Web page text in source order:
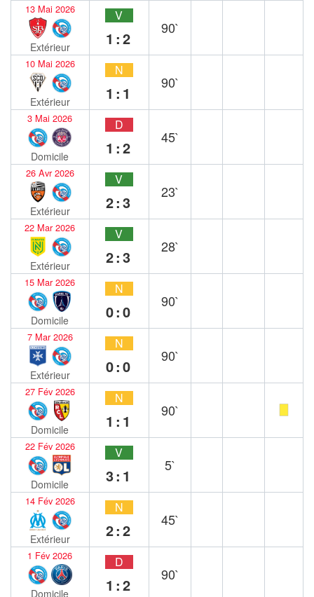
13 Mai 2026
Extérieur
V
1:2
90`
10 Mai 2026
Extérieur
N
1:1
90`
3 Mai 2026
Domicile
D
1:2
45`
26 Avr 2026
Extérieur
V
2:3
23`
22 Mar 2026
Extérieur
V
2:3
28`
15 Mar 2026
Domicile
N
0:0
90`
7 Mar 2026
Extérieur
N
0:0
90`
27 Fév 2026
Domicile
N
1:1
90`
22 Fév 2026
Domicile
V
3:1
5`
14 Fév 2026
Extérieur
N
2:2
45`
1 Fév 2026
Domicile
D
1:2
90`